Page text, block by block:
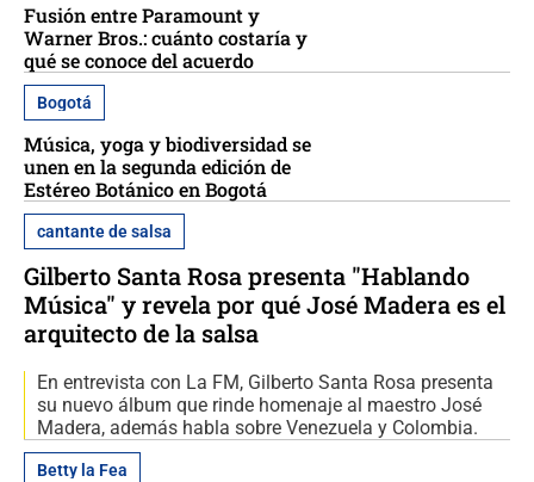
Fusión entre Paramount y
Warner Bros.: cuánto costaría y
qué se conoce del acuerdo
Bogotá
Música, yoga y biodiversidad se
unen en la segunda edición de
Estéreo Botánico en Bogotá
cantante de salsa
Gilberto Santa Rosa presenta "Hablando
Música" y revela por qué José Madera es el
arquitecto de la salsa
En entrevista con La FM, Gilberto Santa Rosa presenta
su nuevo álbum que rinde homenaje al maestro José
Madera, además habla sobre Venezuela y Colombia.
Betty la Fea